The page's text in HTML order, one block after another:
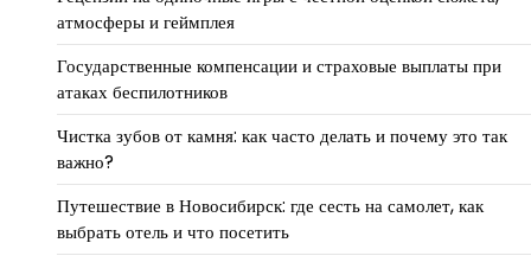
атмосферы и геймплея
Государственные компенсации и страховые выплаты при
атаках беспилотников
Чистка зубов от камня: как часто делать и почему это так
важно?
Путешествие в Новосибирск: где сесть на самолет, как
выбрать отель и что посетить